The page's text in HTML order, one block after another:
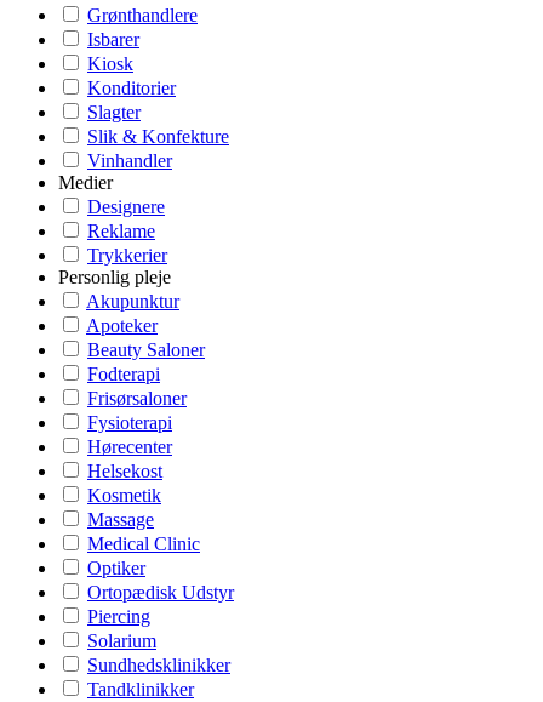
Grønthandlere
Isbarer
Kiosk
Konditorier
Slagter
Slik & Konfekture
Vinhandler
Medier
Designere
Reklame
Trykkerier
Personlig pleje
Akupunktur
Apoteker
Beauty Saloner
Fodterapi
Frisørsaloner
Fysioterapi
Hørecenter
Helsekost
Kosmetik
Massage
Medical Clinic
Optiker
Ortopædisk Udstyr
Piercing
Solarium
Sundhedsklinikker
Tandklinikker